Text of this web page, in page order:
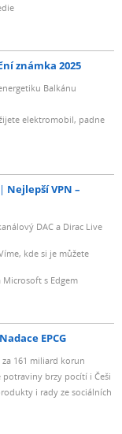
známka 2025
Balkánu
elektromobil, padne
Nejlepší VPN –
DAC a Dirac Live
kde si je můžete
Microsoft s Edgem
Nadace EPCG
161 miliard korun
potraviny brzy pocítí i Češi
i rady ze sociálních